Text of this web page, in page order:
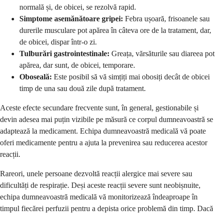
normală și, de obicei, se rezolvă rapid.
Simptome asemănătoare gripei: Febra ușoară, frisoanele sau
durerile musculare pot apărea în câteva ore de la tratament, dar,
de obicei, dispar într-o zi.
Tulburări gastrointestinale: Greața, vărsăturile sau diareea pot
apărea, dar sunt, de obicei, temporare.
Oboseală: Este posibil să vă simțiți mai obosiți decât de obicei
timp de una sau două zile după tratament.
Aceste efecte secundare frecvente sunt, în general, gestionabile și
devin adesea mai puțin vizibile pe măsură ce corpul dumneavoastră se
adaptează la medicament. Echipa dumneavoastră medicală vă poate
oferi medicamente pentru a ajuta la prevenirea sau reducerea acestor
reacții.
Rareori, unele persoane dezvoltă reacții alergice mai severe sau
dificultăți de respirație. Deși aceste reacții severe sunt neobișnuite,
echipa dumneavoastră medicală vă monitorizează îndeaproape în
timpul fiecărei perfuzii pentru a depista orice problemă din timp. Dacă